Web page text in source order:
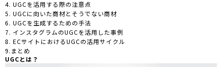
4. UGCを活用する際の注意点
5. UGCに向いた商材とそうでない商材
6. UGCを生成するための手法
7. インスタグラムのUGCを活用した事例
8. ECサイトにおけるUGCの活用サイクル
9.まとめ
UGCとは？